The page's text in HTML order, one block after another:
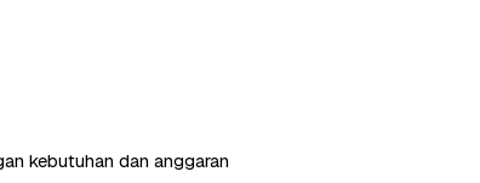
kebutuhan dan anggaran